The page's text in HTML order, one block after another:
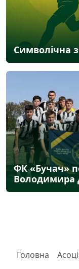
Символічна
ФК «Бучач»
Володимира
Головна